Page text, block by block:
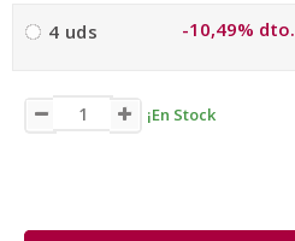
4 uds -10,49% dto.
¡En Stock